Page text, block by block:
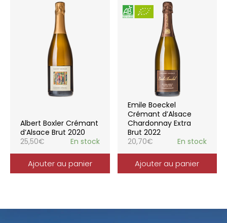
Albert Boxler Crémant
d’Alsace Brut 2020
25,50€ En stock
Ajouter au panier
Emile Boeckel
Crémant d’Alsace
Chardonnay Extra
Brut 2022
20,70€ En stock
Ajouter au panier